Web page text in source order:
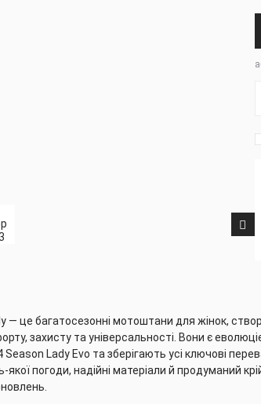
— це багатосезонні мотоштани для жінок,
захисту та універсальності. Вони є
Lady Evo та зберігають усі ключові
якої погоди, надійні матеріали й продуманий